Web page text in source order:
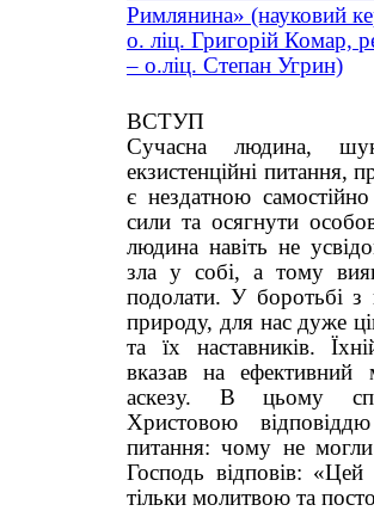
Римлянина» (науковий
о. ліц. Григорій Комар,
– о.ліц. Степан Угрин)
ВСТУП
Сучасна людина,
екзистенційні питання,
є нездатною
сили та осягнути
людина навіть не
зла у собі, а тому
подолати. У боротьбі
природу, для нас дуже
та їх наставників.
вказав на
аскезу. В цьому
Христовою
питання: чому не
Господь відповів:
тільки молитвою та